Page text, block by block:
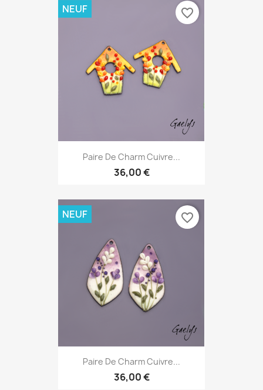
Paire De Charm Cuivre...
36,00 €
NEUF favorite_border
Paire De Charm Cuivre...
36,00 €
NEUF favorite_border